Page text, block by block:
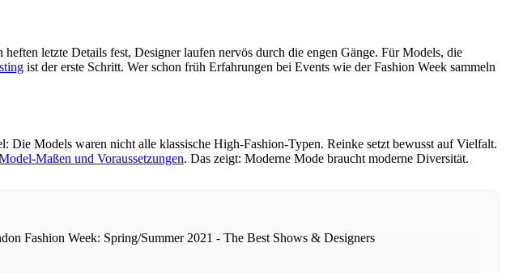
letzte Details fest, Designer laufen nervös durch die engen Gänge. Für Models, die
ist der erste Schritt. Wer schon früh Erfahrungen bei Events wie der Fashion Week sammeln
Models waren nicht alle klassische High-Fashion-Typen. Reinke setzt bewusst auf Vielfalt.
Maßen und Voraussetzungen. Das zeigt: Moderne Mode braucht moderne Diversität.